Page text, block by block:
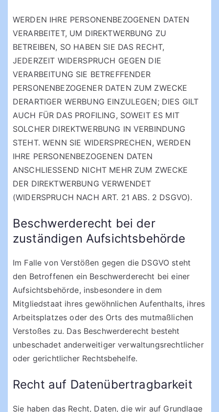
WERDEN IHRE PERSONENBEZOGENEN DATEN
VERARBEITET, UM DIREKTWERBUNG ZU
BETREIBEN, SO HABEN SIE DAS RECHT,
JEDERZEIT WIDERSPRUCH GEGEN DIE
VERARBEITUNG SIE BETREFFENDER
PERSONENBEZOGENER DATEN ZUM ZWECKE
DERARTIGER WERBUNG EINZULEGEN; DIES GILT
AUCH FÜR DAS PROFILING, SOWEIT ES MIT
SOLCHER DIREKTWERBUNG IN VERBINDUNG
STEHT. WENN SIE WIDERSPRECHEN, WERDEN
IHRE PERSONENBEZOGENEN DATEN
ANSCHLIESSEND NICHT MEHR ZUM ZWECKE
DER DIREKTWERBUNG VERWENDET
(WIDERSPRUCH NACH ART. 21 ABS. 2 DSGVO).
Beschwerderecht bei der
zuständigen Aufsichtsbehörde
Im Falle von Verstößen gegen die DSGVO steht
den Betroffenen ein Beschwerderecht bei einer
Aufsichtsbehörde, insbesondere in dem
Mitgliedstaat ihres gewöhnlichen Aufenthalts, ihres
Arbeitsplatzes oder des Orts des mutmaßlichen
Verstoßes zu. Das Beschwerderecht besteht
unbeschadet anderweitiger verwaltungsrechtlicher
oder gerichtlicher Rechtsbehelfe.
Recht auf Datenübertragbarkeit
Sie haben das Recht, Daten, die wir auf Grundlage